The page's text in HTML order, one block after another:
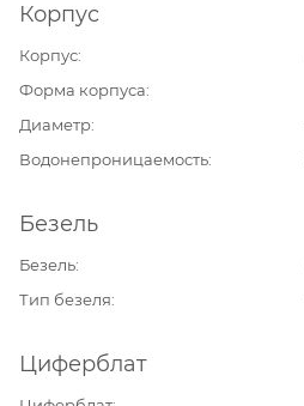
Корпус
Корпус
Форма корпуса
Диаметр
Водонепроницаемость
Безель
Безель
Тип безеля
Циферблат